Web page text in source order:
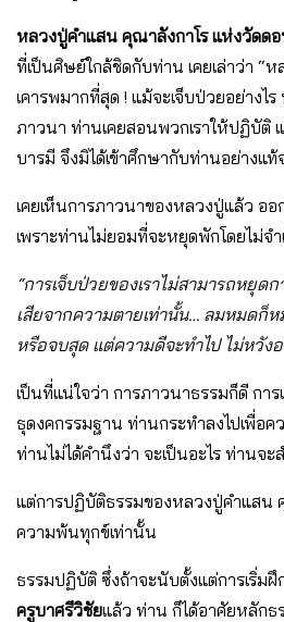
หลวงปู่คําแสน คุณาลังกาโร แห่งวัดด
ที่เป็นศิษย์ใกล้ชิดกับท่าน เคยเล่าว่า “
เคารพมากที่สุด ! แม้จะเจ็บป่วยอย่างไ
ภาวนา ท่านเคยสอนพวกเราให้ปฏิบัติ
บารมี จึงมิได้เข้าศึกษากับท่านอย่างแท้
เคยเห็นการภาวนาของหลวงปู่แล้ว อ
เพราะท่านไม่ยอมที่จะหยุดพักโดยไม่จํ
“การเจ็บป่วยของเราไม่สามารถหยุด
เสียจากความตายเท่านั้น… ลมหมดก็ห
หรือจบสุด แต่ความดีจะทําไป ไม่หวังอ
เป็นที่แน่ใจว่า การภาวนาธรรมก็ดี กา
ธุดงคกรรมฐาน ท่านกระทําลงไปเพื่อ
ท่านไม่ได้คํานึงว่า จะเป็นอะไร ท่านจะ
แต่การปฏิบัติธรรมของหลวงปู่คําแสน
ความพ้นทุกข์เท่านั้น
ธรรมปฏิบัติ ซึ่งถ้าจะนับตั้งแต่การเริ่ม
ครูบาศรีวิชัยแล้ว ท่าน ก็ได้อาศัยหลักธ